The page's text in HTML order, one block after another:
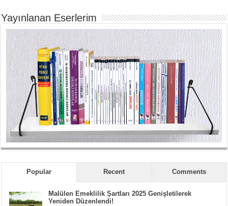
Yayınlanan Eserlerim
Popular Recent Comments
Malülen Emeklilik Şartları 2025 Genişletilerek
Yeniden Düzenlendi!